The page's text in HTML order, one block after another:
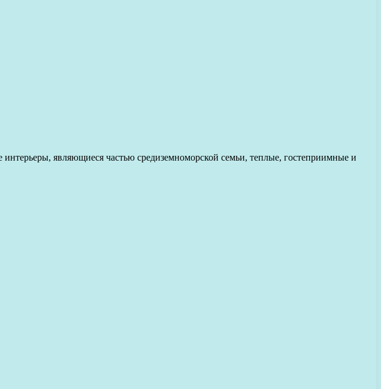
являющиеся частью средиземноморской семьи, теплые, гостеприимные и